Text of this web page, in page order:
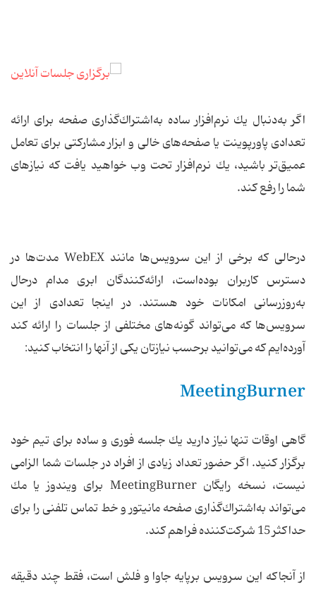
اگر به‌دنبال یك نرم‌افزار ساده به‌اشتراك‌گذاری صفحه برای ارائه
تعدادی پاورپوینت یا صفحه‌های خالی و ابزار مشاركتی برای تعامل
عمیق‌تر باشید، یك نرم‌افزار تحت وب خواهید یافت كه نیازهای
شما را رفع كند.
درحالی كه برخی از این سرویس‌ها مانند WebEX مدت‌ها در
دسترس كاربران بوده‌است، ارائه‌كنندگان ابری مدام درحال
به‌روزرسانی امكانات خود هستند. در اینجا تعدادی از این
سرویس‌ها كه می‌تواند گونه‌های مختلفی از جلسات را ارائه كند
آورده‌ایم كه می‌توانید برحسب نیازتان یكی از آنها را انتخاب كنید:
MeetingBurner
گاهی اوقات تنها نیاز دارید یك جلسه فوری و ساده برای تیم خود
برگزار كنید. اگر حضور تعداد زیادی از افراد در جلسات شما الزامی
نیست، نسخه رایگان MeetingBurner برای ویندوز یا مك
می‌تواند به‌اشتراك‌گذاری صفحه مانیتور و خط تماس تلفنی را برای
حداكثر 15 شركت‌كننده فراهم كند.
از آنجاكه این سرویس برپایه جاوا و فلش است، فقط چند دقیقه